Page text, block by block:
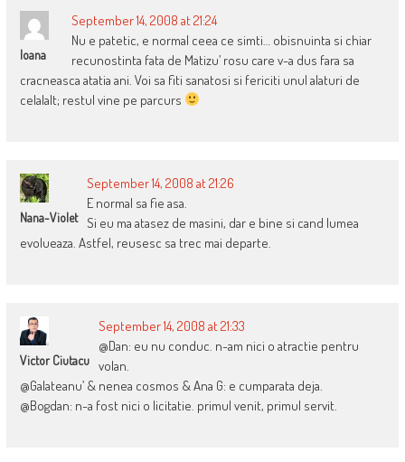
Ioana
September 14, 2008 at 21:24
Nu e patetic, e normal ceea ce simti… obisnuinta si chiar
recunostinta fata de Matizu’ rosu care v-a dus fara sa
cracneasca atatia ani. Voi sa fiti sanatosi si fericiti unul alaturi de
celalalt; restul vine pe parcurs
Nana-Violet
September 14, 2008 at 21:26
E normal sa fie asa.
Si eu ma atasez de masini, dar e bine si cand lumea
evolueaza. Astfel, reusesc sa trec mai departe.
Victor Ciutacu
September 14, 2008 at 21:33
@Dan: eu nu conduc. n-am nici o atractie pentru
volan.
@Galateanu’ & nenea cosmos & Ana G: e cumparata deja.
@Bogdan: n-a fost nici o licitatie. primul venit, primul servit.